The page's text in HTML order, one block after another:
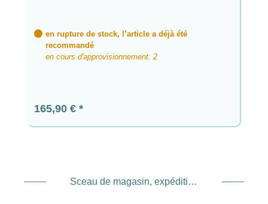
en rupture de stock, l’article a déjà été
recommandé
en cours d'approvisionnement: 2
Prix régulier :
165,90 €
Sceau de magasin, expédition et expédition. Prestataire de services de paiement